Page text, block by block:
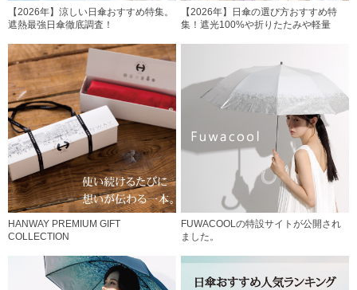
【2026年】涼しい日傘おすすめ特集。
遮熱最強日傘徹底調査！
【2026年】日傘の選び方おすすめ特
集！遮光100%や折りたたみや軽量
HANWAY PREMIUM GIFT
COLLECTION
FUWACOOLの特設サイトが公開され
ました。